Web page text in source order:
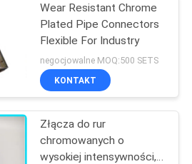
złącza
350
Wear Resistant Chrome
Plated Pipe Connectors
Flexible For Industry
negocjowalne MOQ:500 SETS
KONTAKT
Złącza do rur
chromowanych o
wysokiej intensywności,